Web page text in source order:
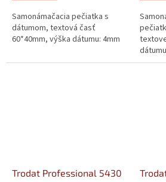
Samonámačacia pečiatka s
dátumom, textová časť
60*40mm, výška dátumu: 4mm
6/4926
Trodat Professional 5430